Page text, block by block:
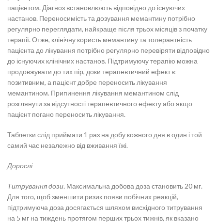
пацієнтом. Діагноз встановлюють відповідно до існуючих
настанов. Переносимість та дозування мемантину потрібно
регулярно переглядати, найкраще після трьох місяців з початку
терапії. Отже, клінічну користь мемантину та толерантність
пацієнта до лікування потрібно регулярно перевіряти відповідно
до існуючих клінічних настанов. Підтримуючу терапію можна
продовжувати до тих пір, доки терапевтичний ефект є
позитивним, а пацієнт добре переносить лікування
мемантином. Припинення лікування мемантином слід
розглянути за відсутності терапевтичного ефекту або якщо
пацієнт погано переносить лікування.
Таблетки слід приймати 1 раз на добу кожного дня в один і той
самий час незалежно від вживання їжі.
Дорослі
Титрування дози. Максимальна добова доза становить 20 мг.
Для того, щоб зменшити ризик появи побічних реакцій,
підтримуюча доза досягається шляхом висхідного титрування
на 5 мг на тиждень протягом перших трьох тижнів, як вказано